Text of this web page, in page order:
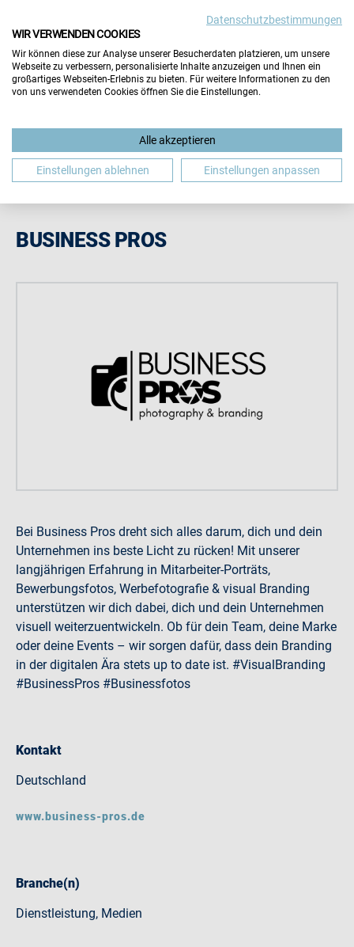
Die Inhalte dieser Seite werden vom
Aussteller selbst gepflegt. Für die Richtigkeit aller
Angaben übernimmt der Veranstalter keine Gewähr.
Hinweis schließen
BUSINESS PROS
Bei Business Pros dreht sich alles darum, dich und dein
Unternehmen ins beste Licht zu rücken! Mit unserer
langjährigen Erfahrung in Mitarbeiter-Porträts,
Bewerbungsfotos, Werbefotografie & visual Branding
unterstützen wir dich dabei, dich und dein Unternehmen
visuell weiterzuentwickeln. Ob für dein Team, deine Marke
oder deine Events – wir sorgen dafür, dass dein Branding
in der digitalen Ära stets up to date ist. #VisualBranding
#BusinessPros #Businessfotos
Kontakt
Deutschland
www.business-pros.de
Branche(n)
Dienstleistung, Medien
Datenschutzbestimmungen
WIR VERWENDEN COOKIES
Wir können diese zur Analyse unserer Besucherdaten platzieren, um unsere
Webseite zu verbessern, personalisierte Inhalte anzuzeigen und Ihnen ein
großartiges Webseiten-Erlebnis zu bieten. Für weitere Informationen zu den
von uns verwendeten Cookies öffnen Sie die Einstellungen.
Alle akzeptieren
Einstellungen ablehnen Einstellungen anpassen